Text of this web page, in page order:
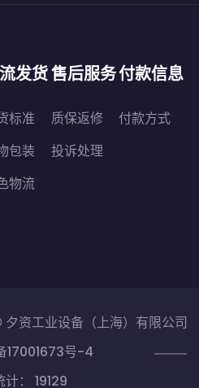
发货
标准
包装
物流
售后服务
质保返修
投诉处理
付款信息
付款方式
夕资工业设备（上海）有限公司
17001673号-4
计： 19129